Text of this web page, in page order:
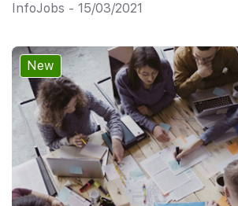
InfoJobs - 15/03/2021
New